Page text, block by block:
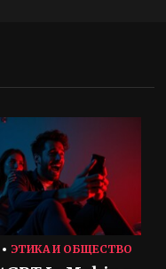
ЭТИКА И ОБЩЕСТВО